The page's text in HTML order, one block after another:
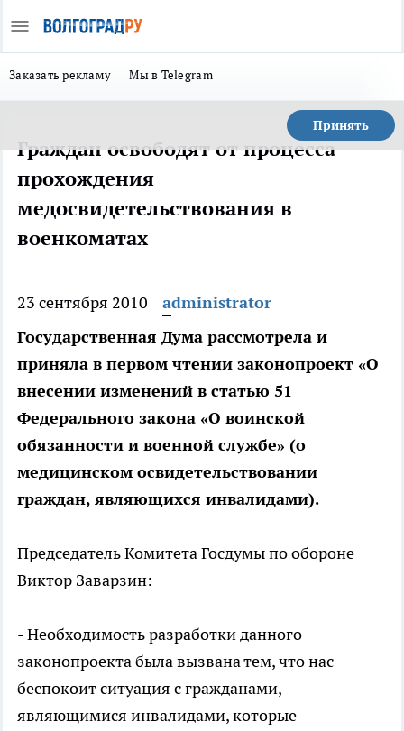
Заказать рекламу Мы в Telegram
Принять
Граждан освободят от процесса
прохождения
медосвидетельствования в
военкоматах
23 сентября 2010
administrator
Государственная Дума рассмотрела и
приняла в первом чтении законопроект «О
внесении изменений в статью 51
Федерального закона «О воинской
обязанности и военной службе» (о
медицинском освидетельствовании
граждан, являющихся инвалидами).
Председатель Комитета Госдумы по обороне
Виктор Заварзин:
- Необходимость разработки данного
законопроекта была вызвана тем, что нас
беспокоит ситуация с гражданами,
являющимися инвалидами, которые